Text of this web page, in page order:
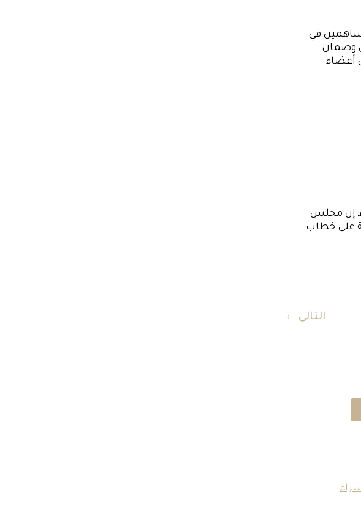
في
وضمان
أعضاء
التجارية 1441هـ بسم الله الرحمن الرحيم قرار مجلس الوزراء رقم 511 بتاريخ 1441/08/14 هـ إن مجلس
برقم 44721 وتاريخ 21 / 7 / 1441هـ، المشتملة على خطاب
التالي←